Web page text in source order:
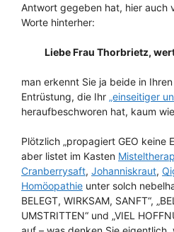
Antwort gegeben hat, hier auch
Worte hinterher:
Liebe Frau Thorbrietz,
man erkennt Sie ja beide in Ihren
Entrüstung, die Ihr „einseitiger
heraufbeschworen hat, kaum
Plötzlich „propagiert GEO keine
aber listet im Kasten
Cranberrysaft, Johanniskraut,
Homöopathie unter solch
BELEGT, WIRKSAM, SANFT“,
UMSTRITTEN“ und „VIEL